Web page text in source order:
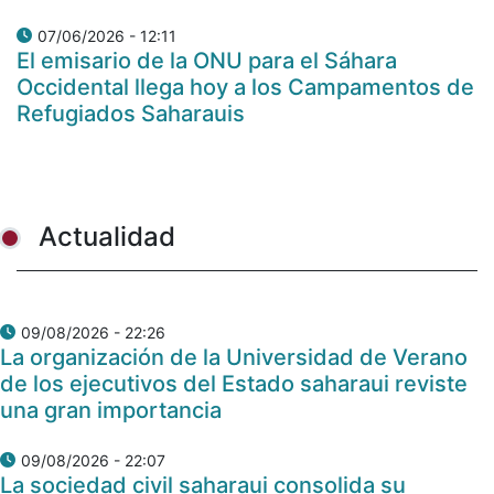
07/06/2026 - 12:11
El emisario de la ONU para el Sáhara
Occidental llega hoy a los Campamentos de
Refugiados Saharauis
Actualidad
09/08/2026 - 22:26
La organización de la Universidad de Verano
de los ejecutivos del Estado saharaui reviste
una gran importancia
09/08/2026 - 22:07
La sociedad civil saharaui consolida su